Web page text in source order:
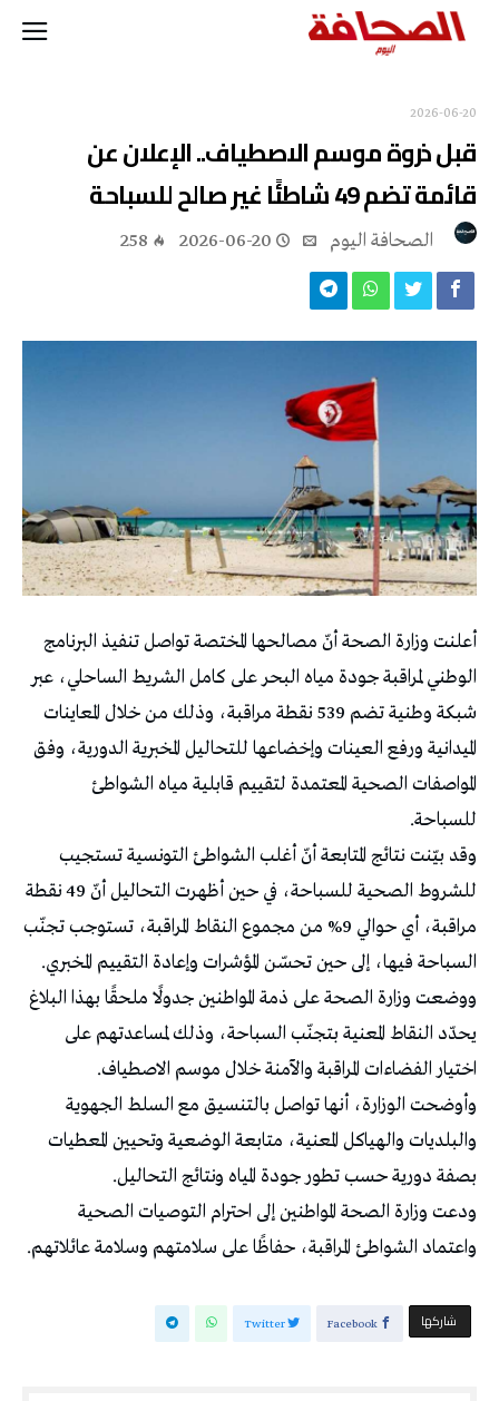
2026-06-20
قبل ذروة موسم الاصطياف.. الإعلان عن
قائمة تضم 49 شاطئًا غير صالح للسباحة
2026-06-20
258
أعلنت وزارة الصحة أنّ مصالحها المختصة تواصل تنفيذ البرنامج
الوطني لمراقبة جودة مياه البحر على كامل الشريط الساحلي، عبر
شبكة وطنية تضم 539 نقطة مراقبة، وذلك من خلال المعاينات
الميدانية ورفع العينات وإخضاعها للتحاليل المخبرية الدورية، وفق
المواصفات الصحية المعتمدة لتقييم قابلية مياه الشواطئ
للسباحة.
وقد بيّنت نتائج المتابعة أنّ أغلب الشواطئ التونسية تستجيب
للشروط الصحية للسباحة، في حين أظهرت التحاليل أنّ 49 نقطة
مراقبة، أي حوالي 9% من مجموع النقاط المراقبة، تستوجب تجنّب
السباحة فيها، إلى حين تحسّن المؤشرات وإعادة التقييم المخبري.
ووضعت وزارة الصحة على ذمة المواطنين جدولًا ملحقًا بهذا البلاغ
يحدّد النقاط المعنية بتجنّب السباحة، وذلك لمساعدتهم على
اختيار الفضاءات المراقبة والآمنة خلال موسم الاصطياف.
وأوضحت الوزارة، أنها تواصل بالتنسيق مع السلط الجهوية
والبلديات والهياكل المعنية، متابعة الوضعية وتحيين المعطيات
بصفة دورية حسب تطور جودة المياه ونتائج التحاليل.
ودعت وزارة الصحة المواطنين إلى احترام التوصيات الصحية
واعتماد الشواطئ المراقبة، حفاظًا على سلامتهم وسلامة عائلاتهم.
‫‫ شاركها‬ Facebook
Twitter